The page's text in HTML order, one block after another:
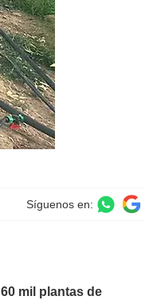
Síguenos en:
60 mil plantas de